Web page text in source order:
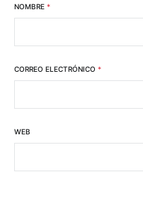
NOMBRE *
CORREO ELECTRÓNICO *
WEB